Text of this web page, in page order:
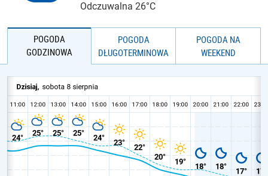
Odczuwalna 26°C
POGODA
GODZINOWA
POGODA
DŁUGOTERMINOWA
POGODA NA
WEEKEND